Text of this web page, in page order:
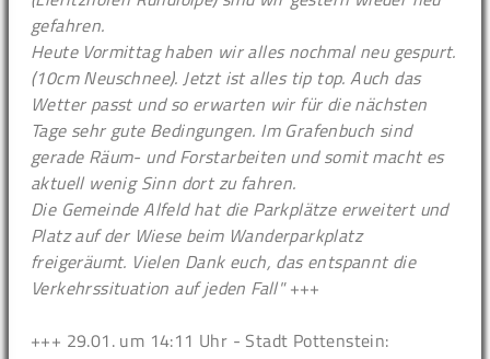
gefahren.
Heute Vormittag haben wir alles nochmal neu gespurt.
(10cm Neuschnee). Jetzt ist alles tip top. Auch das
Wetter passt und so erwarten wir für die nächsten
Tage sehr gute Bedingungen. Im Grafenbuch sind
gerade Räum- und Forstarbeiten und somit macht es
aktuell wenig Sinn dort zu fahren.
Die Gemeinde Alfeld hat die Parkplätze erweitert und
Platz auf der Wiese beim Wanderparkplatz
freigeräumt. Vielen Dank euch, das entspannt die
Verkehrssituation auf jeden Fall"+++
+++ 29.01. um 14:11 Uhr - Stadt Pottenstein: